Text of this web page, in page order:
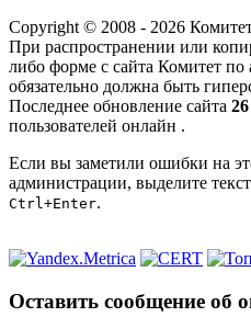
Copyright © 2008 - 2026
При распространении или
либо форме с сайта Комитет
обязательно должна быть
Последнее обновление сайта
пользователей онлайн .
Если вы заметили ошибки на
администрации, выделите
Ctrl+Enter.
Оставить сообщение об